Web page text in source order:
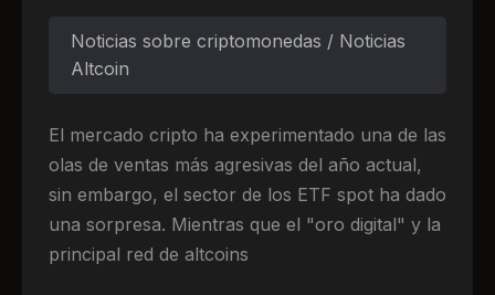
Noticias sobre criptomonedas / Noticias
Altcoin
El mercado cripto ha experimentado una de las
olas de ventas más agresivas del año actual,
sin embargo, el sector de los ETF spot ha dado
una sorpresa. Mientras que el "oro digital" y la
principal red de altcoins